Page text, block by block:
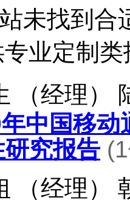
未找到
业定制类
（经理）
中国移
究报告(1
（经理）